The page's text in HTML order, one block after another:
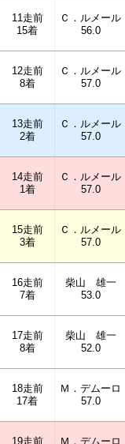
11走前
15着
Ｃ．ルメール
56.0
12走前
8着
Ｃ．ルメール
57.0
13走前
2着
Ｃ．ルメール
57.0
14走前
1着
Ｃ．ルメール
57.0
15走前
3着
Ｃ．ルメール
57.0
16走前
7着
柴山 雄一
53.0
17走前
8着
柴山 雄一
52.0
18走前
17着
Ｍ．デムーロ
57.0
19走前
Ｍ．デムーロ